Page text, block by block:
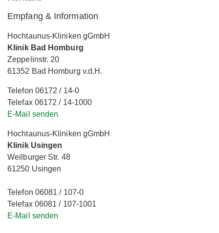
Empfang & Information
Hochtaunus-Kliniken gGmbH
Klinik Bad Homburg
Zeppelinstr. 20
61352 Bad Homburg v.d.H.
Telefon 06172 / 14-0
Telefax 06172 / 14-1000
E-Mail senden
Hochtaunus-Kliniken gGmbH
Klinik Usingen
Weilburger Str. 48
61250 Usingen
Telefon 06081 / 107-0
Telefax 06081 / 107-1001
E-Mail senden